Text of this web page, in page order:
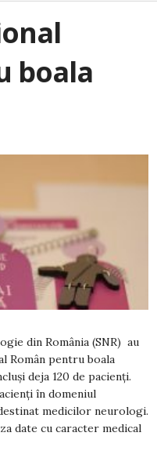
boala
din România (SNR) au
Român pentru boala
deja 120 de pacienți.
în domeniul
medicilor neurologi.
date cu caracter medical